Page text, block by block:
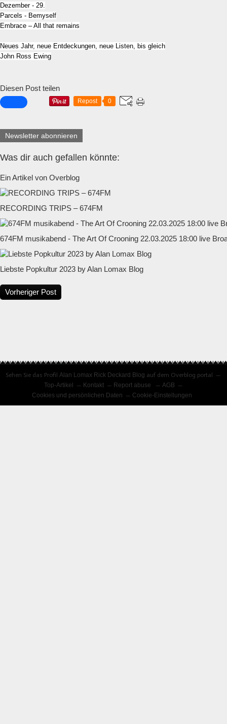
Dezember - 29.
Parcels - Bemyself
Embrace – All that remains
Neues Jahr, neue Entdeckungen, neue Listen, bis gleich
John Ross Ewing
Diesen Post teilen
Repost 0
Newsletter abonnieren
Was dir auch gefallen könnte:
Ein Artikel von Overblog
RECORDING TRIPS – 674FM
674FM musikabend - The Art Of Crooning 22.03.2025 18:00 live
Liebste Popkultur 2023 by Alan Lomax Blog
Vorheriger Post
Sehen Sie das Profil Alan Lomax Rick Deckard Blog auf dem Overblog portal
Top-Artikel
Kontakt Report abuse
AGB
Cookies und persönlichen Daten
Cookie-Einstellungen